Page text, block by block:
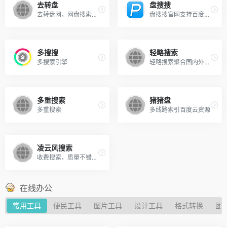
去转盘
去转盘网，网盘搜索引擎，资源问答平台，我嚓哩，嚓哩，常用网盘资源搜索，百度网盘、网盘资源分类下载，最新资源搜索下载，可以分享网盘资源、请求网盘资源的网盘搜索引擎。
盘搜搜
盘搜搜官网支持百度云搜索、115网盘、360云盘、华为网盘、新浪微盘等搜索服务，是您工作、学习、娱乐的网盘搜索神器。
多搜搜
多搜索引擎
轻略搜索
轻略搜索聚合国内外及各种垂直搜索引擎。 一键切换垂直搜索和来源网站，只需一个网页即可获取全网搜索资源，并根据您的搜索习惯智能排序和自定义搜索，真正的一站式全能搜索。覆盖……
多重搜索
多重搜索
猪猪盘
多线路索引百度云资源
凌云风搜索
收费搜索，质量不错，之前买过一次单日的资源，需要的可以自行测试。
在线办公
常用工具 便民工具 图片工具 设计工具 格式转换 团